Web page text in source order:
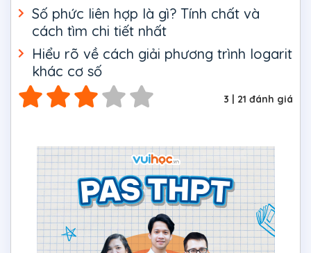
Số phức liên hợp là gì? Tính chất và
cách tìm chi tiết nhất
Hiểu rõ về cách giải phương trình logarit
khác cơ số
3 | 21 đánh giá